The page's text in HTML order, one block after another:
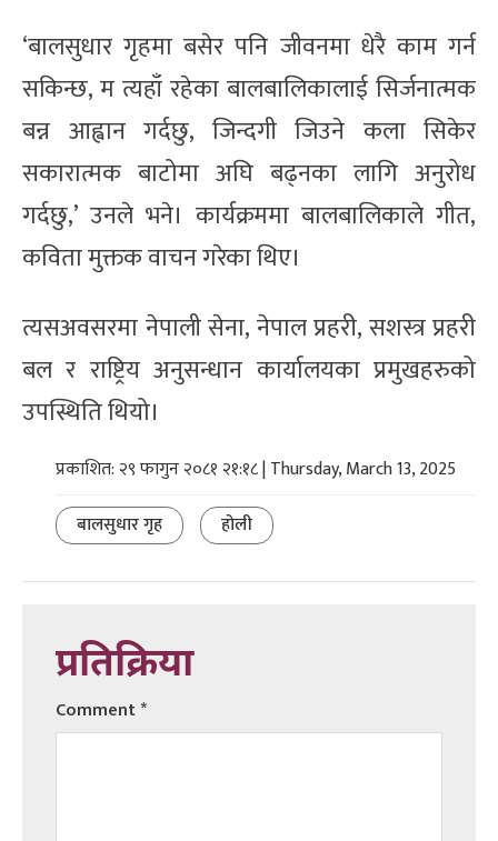
‘बालसुधार गृहमा बसेर पनि जीवनमा धेरै काम गर्न
सकिन्छ, म त्यहाँ रहेका बालबालिकालाई सिर्जनात्मक
बन्न आह्वान गर्दछु, जिन्दगी जिउने कला सिकेर
सकारात्मक बाटोमा अघि बढ्नका लागि अनुरोध
गर्दछु,’ उनले भने। कार्यक्रममा बालबालिकाले गीत,
कविता मुक्तक वाचन गरेका थिए।
त्यसअवसरमा नेपाली सेना, नेपाल प्रहरी, सशस्त्र प्रहरी
बल र राष्ट्रिय अनुसन्धान कार्यालयका प्रमुखहरुको
उपस्थिति थियो।
प्रकाशित: २९ फागुन २०८१ २१:१८ | Thursday, March 13, 2025
बालसुधार गृह
होली
प्रतिक्रिया
Comment*